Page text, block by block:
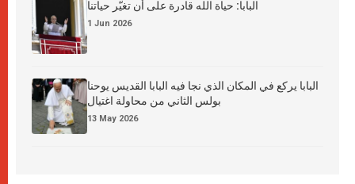
البابا: حياة الله قادرة على أن تغيّر حياتنا
1 Jun 2026
البابا يركع في المكان الذي نجا فيه البابا القديس يوحنا
بولس الثاني من محاولة اغتيال
13 May 2026